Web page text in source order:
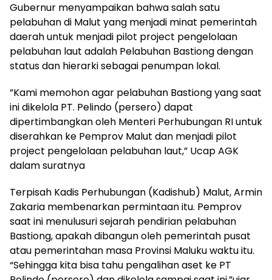
Gubernur menyampaikan bahwa salah satu
pelabuhan di Malut yang menjadi minat pemerintah
daerah untuk menjadi pilot project pengelolaan
pelabuhan laut adalah Pelabuhan Bastiong dengan
status dan hierarki sebagai penumpan lokal.
”Kami memohon agar pelabuhan Bastiong yang saat
ini dikelola PT. Pelindo (persero) dapat
dipertimbangkan oleh Menteri Perhubungan RI untuk
diserahkan ke Pemprov Malut dan menjadi pilot
project pengelolaan pelabuhan laut,” Ucap AGK
dalam suratnya
Terpisah Kadis Perhubungan (Kadishub) Malut, Armin
Zakaria membenarkan permintaan itu. Pemprov
saat ini menulusuri sejarah pendirian pelabuhan
Bastiong, apakah dibangun oleh pemerintah pusat
atau pemerintahan masa Provinsi Maluku waktu itu.
“Sehingga kita bisa tahu pengalihan aset ke PT